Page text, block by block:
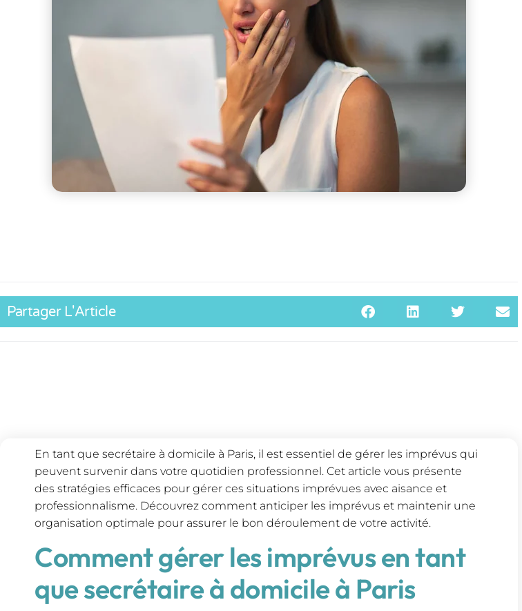
Partager L'Article
En tant que secrétaire à domicile à Paris, il est essentiel de gérer les imprévus qui
peuvent survenir dans votre quotidien professionnel. Cet article vous présente
des stratégies efficaces pour gérer ces situations imprévues avec aisance et
professionnalisme. Découvrez comment anticiper les imprévus et maintenir une
organisation optimale pour assurer le bon déroulement de votre activité.
Comment gérer les imprévus en tant
que secrétaire à domicile à Paris